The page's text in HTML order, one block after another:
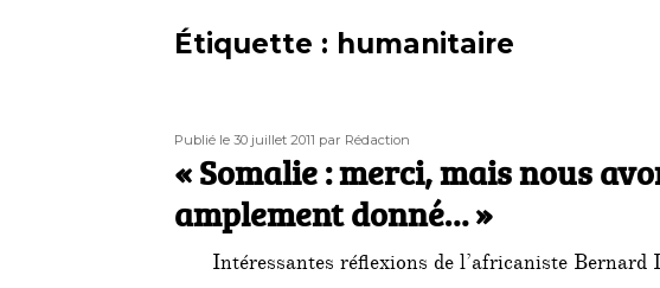
Étiquette : humanitaire
Publié
Publié le 30 juillet 2011 Auteur
par Rédaction
« Somalie : merci, mais nous
amplement donné… »
Intéressantes réflexions de l’africaniste Bernard